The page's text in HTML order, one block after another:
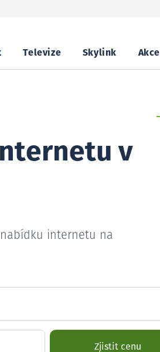
Televize Skylink Akce
v
internetu na
Zjistit cenu